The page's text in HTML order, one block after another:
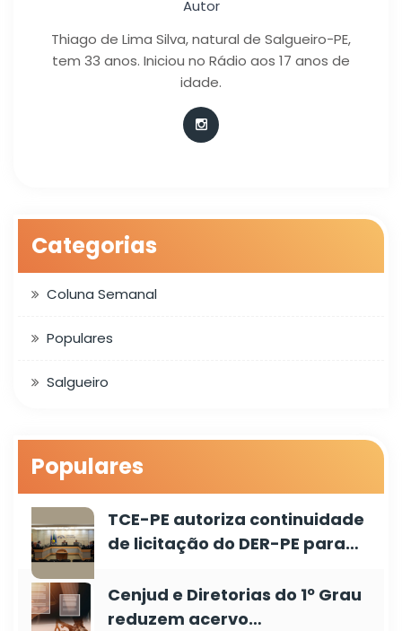
Autor
Thiago de Lima Silva, natural de Salgueiro-PE,
tem 33 anos. Iniciou no Rádio aos 17 anos de
idade.
Categorias
Coluna Semanal
Populares
Salgueiro
Populares
TCE-PE autoriza continuidade
de licitação do DER-PE para…
Cenjud e Diretorias do 1º Grau
reduzem acervo…